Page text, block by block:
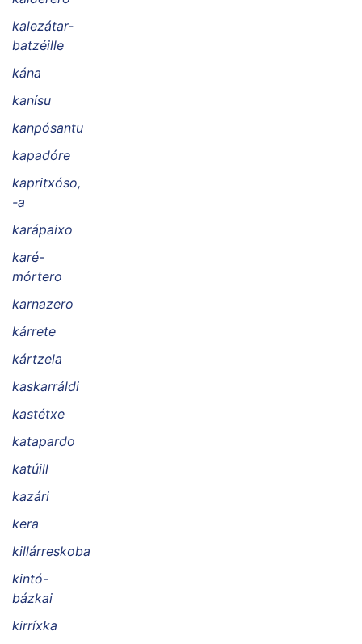
kalezátar-
batzéille
kána
kanísu
kanpósantu
kapadóre
kapritxóso,
-a
karápaixo
karé-
mórtero
karnazero
kárrete
kártzela
kaskarráldi
kastétxe
katapardo
katúill
kazári
kera
killárreskoba
kintó-
bázkai
kirríxka